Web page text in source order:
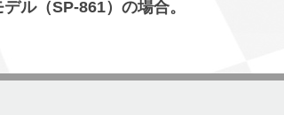
ル（SP-861）の場合。